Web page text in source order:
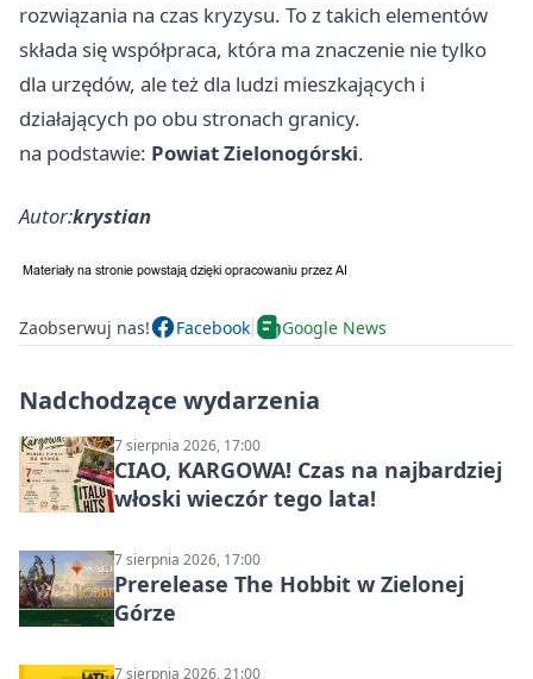
rozwiązania na czas kryzysu. To z takich elementów
składa się współpraca, która ma znaczenie nie tylko
dla urzędów, ale też dla ludzi mieszkających i
działających po obu stronach granicy.
na podstawie: Powiat Zielonogórski.
Autor:krystian
Zaobserwuj nas! Facebook Google News
Nadchodzące wydarzenia
7 sierpnia 2026, 17:00
CIAO, KARGOWA! Czas na najbardziej
włoski wieczór tego lata!
7 sierpnia 2026, 17:00
Prerelease The Hobbit w Zielonej
Górze
7 sierpnia 2026, 21:00